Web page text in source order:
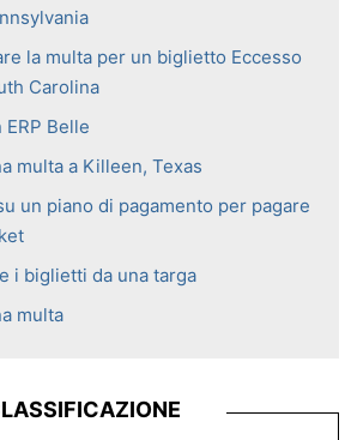
la multa per un biglietto Eccesso
Carolina
Belle
multa a Killeen, Texas
un piano di pagamento per pagare
i biglietti da una targa
multa